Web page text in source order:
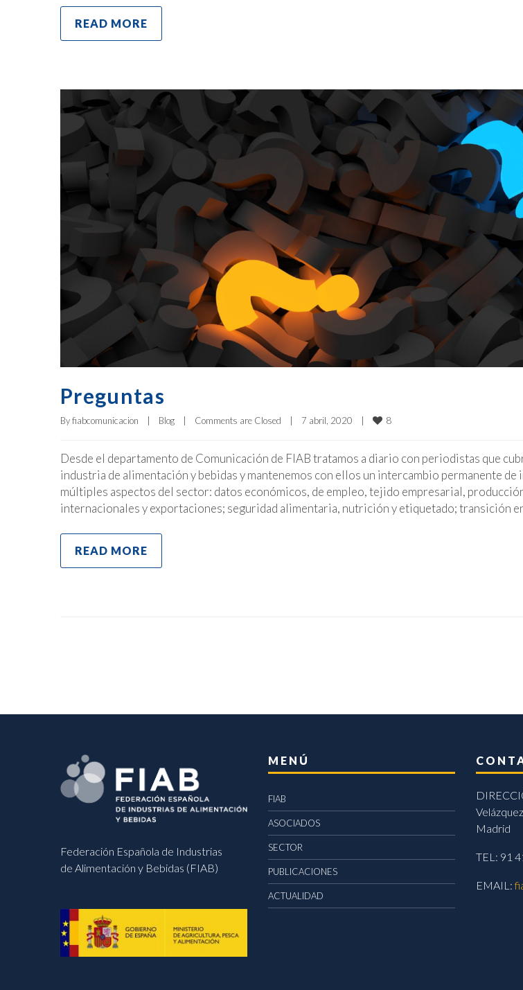
READ MORE
Preguntas
By fiabcomunicacion Blog Comments are Closed 7 abril, 2020 8
Desde el departamento de Comunicación de FIAB tratamos a diario con periodistas que
industria de alimentación y bebidas y mantenemos con ellos un intercambio permanente
múltiples aspectos del sector: datos económicos, de empleo, tejido empresarial,
internacionales y exportaciones; seguridad alimentaria, nutrición y etiquetado; transición
READ MORE
Federación Española de Industrias
de Alimentación y Bebidas (FIAB)
MENÚ
FIAB
ASOCIADOS
SECTOR
PUBLICACIONES
ACTUALIDAD
Madrid
TEL: 91
EMAIL: